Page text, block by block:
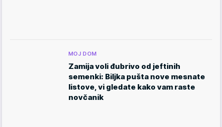
MOJ DOM
Zamija voli đubrivo od jeftinih
semenki: Biljka pušta nove mesnate
listove, vi gledate kako vam raste
novčanik